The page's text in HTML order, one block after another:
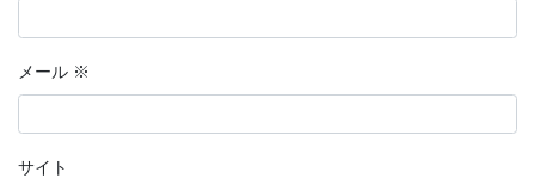
メール ※
サイト